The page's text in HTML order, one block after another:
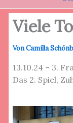
Viele
VonCamilla
13.10.24 – 3.
Das 2. Spiel,